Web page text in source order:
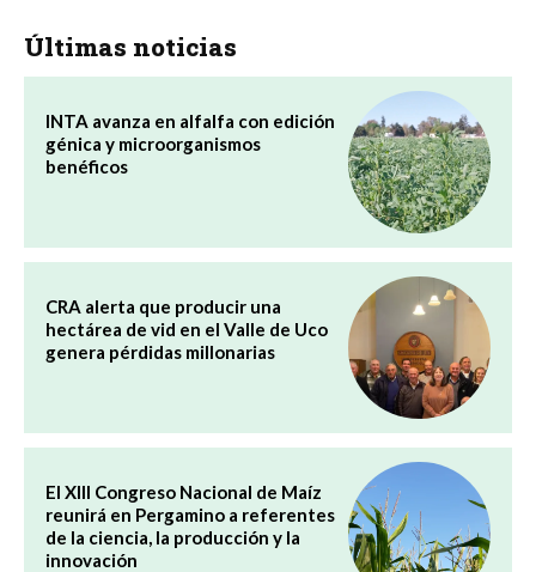
Últimas noticias
INTA avanza en alfalfa con edición
génica y microorganismos
benéficos
CRA alerta que producir una
hectárea de vid en el Valle de Uco
genera pérdidas millonarias
El XIII Congreso Nacional de Maíz
reunirá en Pergamino a referentes
de la ciencia, la producción y la
innovación